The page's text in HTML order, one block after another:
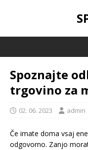
Spoznajte
trgovino za
02. 06. 2023 admin
Če imate doma vsaj
odgovorno. Zanjo